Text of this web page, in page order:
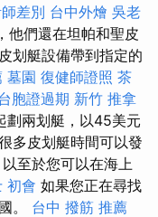
差別 台中外燴 吳老
他們還在坦帕和聖皮
划艇設備帶到指定的
墓園 復健師證照 茶
胞證過期 新竹 推拿
劃兩划艇，以45美元
多皮划艇時間可以發
至於您可以在海上
初會 如果您正在尋找
。 台中 撥筋 推薦